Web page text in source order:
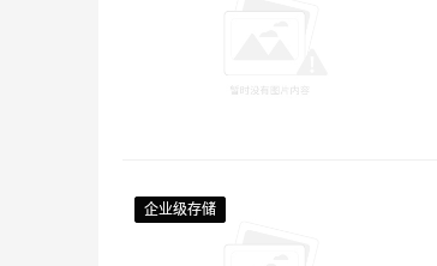
企业级存储
企业级存储
企业级存储
企业级存储